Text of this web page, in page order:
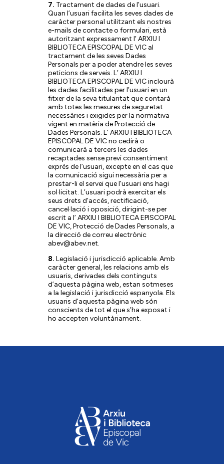
7. Tractament de dades de l’usuari.
Quan l’usuari facilita les seves dades de
caràcter personal utilitzant els nostres
e-mails de contacte o formulari, està
autoritzant expressament l’ ARXIU I
BIBLIOTECA EPISCOPAL DE VIC al
tractament de les seves Dades
Personals per a poder atendre les seves
peticions de serveis. L’ ARXIU I
BIBLIOTECA EPISCOPAL DE VIC inclourà
les dades facilitades per l’usuari en un
fitxer de la seva titularitat que contarà
amb totes les mesures de seguretat
necessàries i exigides per la normativa
vigent en matèria de Protecció de
Dades Personals. L’ ARXIU I BIBLIOTECA
EPISCOPAL DE VIC no cedirà o
comunicarà a tercers les dades
recaptades sense previ consentiment
exprés de l’usuari, excepte en el cas que
la comunicació sigui necessària per a
prestar-li el servei que l’usuari ens hagi
sol·licitat. L’usuari podrà exercitar els
seus drets d’accés, rectificació,
cancel·lació i oposició, dirigint-se per
escrit a l’ ARXIU I BIBLIOTECA EPISCOPAL
DE VIC, Protecció de Dades Personals, a
la direcció de correu electrònic
abev@abev.net.
8. Legislació i jurisdicció aplicable. Amb
caràcter general, les relacions amb els
usuaris, derivades dels continguts
d’aquesta pàgina web, estan sotmeses
a la legislació i jurisdicció espanyola. Els
usuaris d’aquesta pàgina web són
conscients de tot el que s’ha exposat i
ho accepten voluntàriament.